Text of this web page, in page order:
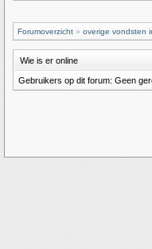
Forumoverzicht » overige vondsten
Wie is er online
Gebruikers op dit forum: Geen